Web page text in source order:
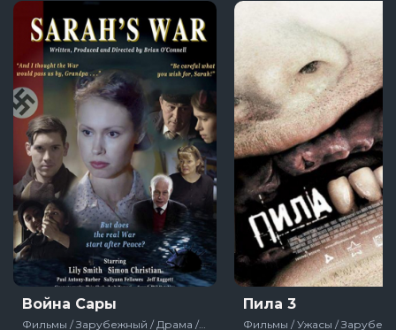
Война Сары
Фильмы / Зарубежный / Драма / Великобритания / 2018
Пила 3